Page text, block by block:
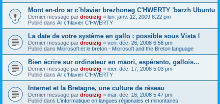
Mont en-dro ar c´hlavier brezhoneg C'HWERTY 'barzh Ubuntu
Dernier message par drouizig « lun. janv. 12, 2009 8:22 pm
Publié dans Ar c'hlavier C'HWERTY
La date de votre système en gallo : possible sous Vista !
Dernier message par drouizig « ven. déc. 26, 2008 6:58 pm
Publié dans Microsoft et le breton - Microsoft and the Breton language
Bien écrire sur ordinateur en māori, espéranto, gallois...
Dernier message par drouizig « mer. déc. 17, 2008 5:03 pm
Publié dans Ar c'hlavier C'HWERTY
Internet et la Bretagne, une culture de réseau
Dernier message par drouizig « mar. déc. 16, 2008 5:47 pm
Publié dans L'informatique en langues régionales et minoritaires